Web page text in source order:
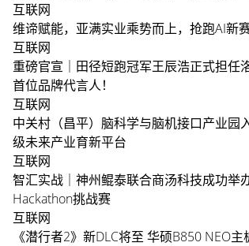
互联网
维谛赋能，亚满实业乘势而上，抢跑AI新
互联网
重磅官宣｜田径短跑冠军王辰浩正式担任
首位品牌代言人！
互联网
中关村（昌平）脑科学与脑机接口产业园
级未来产业育新平台
互联网
智汇实战｜神州鲲泰联合商汤科技成功举
Hackathon挑战赛
互联网
《潜行者2》新DLC将至 华硕B850 NEO主